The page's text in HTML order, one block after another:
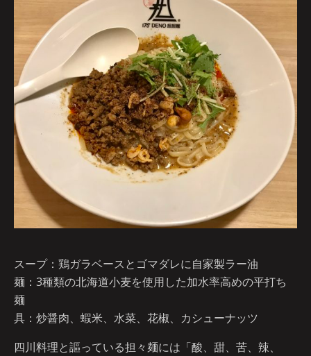
スープ：鶏ガラベースとゴマダレに自家製ラー油
麺：3種類の北海道小麦を使用した加水率高めの平打ち
麺
具：炒醤肉、蝦米、水菜、花椒、カシューナッツ
四川料理と謳っている担々麺には「酸、甜、苦、辣、